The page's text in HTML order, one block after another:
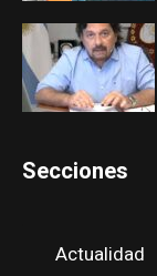
Secciones
Actualidad